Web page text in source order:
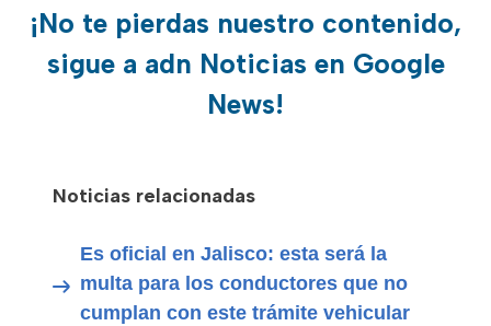
¡No te pierdas nuestro contenido,
sigue a adn Noticias en Google
News!
Noticias relacionadas
Es oficial en Jalisco: esta será la
multa para los conductores que no
cumplan con este trámite vehicular